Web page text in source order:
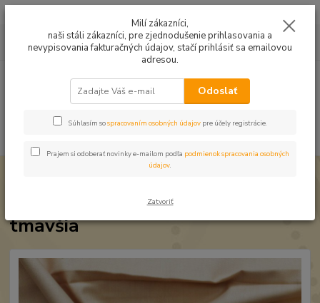
0949224331
9:00 -14:30
za0,00 EUR
Bavlna jednofarebná telíčková tmavšia
Bavlna jednofarebná telíčková
tmavšia
Milí zákazníci,
naši stáli zákazníci, pre zjednodušenie prihlasovania a
nevypisovania fakturačných údajov, stačí prihlásiť sa emailovou
adresou.
Odoslať
Súhlasím sospracovaním osobných údajov pre účely registrácie.
Prajem si odoberať novinky e-mailom podľa podmienok spracovania osobných
údajov.
Zatvoriť